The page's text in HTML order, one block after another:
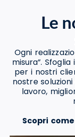
Le
Ogni
misura”.
per i nostri
nostre
lavoro,
Scopri